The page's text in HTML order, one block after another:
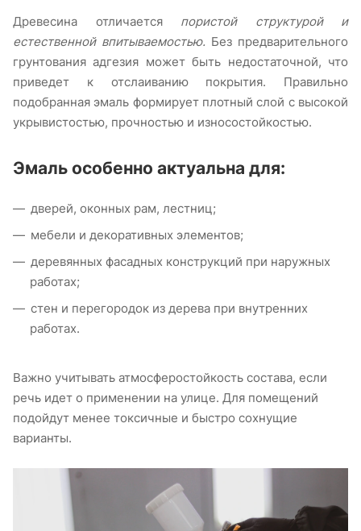
Древесина отличаетсяпористой структурой и
естественной впитываемостью. Без предварительного
грунтования адгезия может быть недостаточной, что
приведет к отслаиванию покрытия. Правильно
подобранная эмаль формирует плотный слой с высокой
укрывистостью, прочностью и износостойкостью.
Эмаль особенно актуальна для:
дверей, оконных рам, лестниц;
мебели и декоративных элементов;
деревянных фасадных конструкций при наружных
работах;
стен и перегородок из дерева при внутренних
работах.
Важно учитывать атмосферостойкость состава, если
речь идет о применении на улице. Для помещений
подойдут менее токсичные и быстро сохнущие
варианты.